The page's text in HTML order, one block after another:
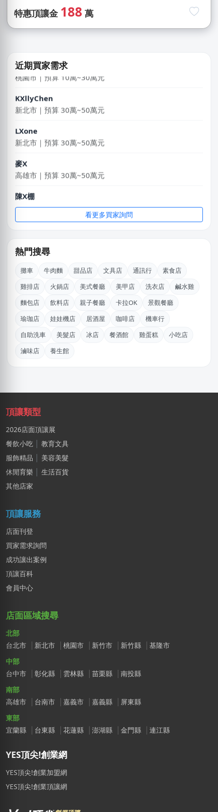
特惠頂讓金 188 萬
近期買家需求
桃園市｜預算 10萬~30萬元
新北市｜預算 30萬~50萬元
新北市｜預算 30萬~50萬元
高雄市｜預算 30萬~50萬元
台中市｜預算 10萬元以下
李X生
莊X岑
許X昌
邱X恩
KXllyChen
新北市｜預算 30萬~50萬元
麥X
高雄市｜預算 30萬~50萬元
陳X棚
台中市｜預算 10萬元以下
新北市｜預算 10萬元以下
看更多買家詢問
熱門搜尋
攤車 牛肉麵 甜品店 文具店 通訊行
素食店
雞排店
火鍋店 美式餐廳 美甲店 洗衣店
鹹水雞
麵包店
飲料店 親子餐廳 卡拉OK
景觀餐廳
瑜珈店
娃娃機店 居酒屋 咖啡店
機車行
自助洗車
美髮店 冰店 餐酒館 雞蛋糕
小吃店
滷味店
養生館
頂讓類型
2026店面頂讓展
餐飲小吃
教育文具
服飾精品
美容美髮
休閒育樂
生活百貨
其他店家
頂讓服務
店面刊登
買家需求詢問
成功讓出案例
頂讓百科
會員中心
店面區域搜尋
北部
台北市
新北市 桃園市 新竹市 新竹縣
基隆市
中部
台中市
彰化縣 雲林縣 苗栗縣
南投縣
南部
高雄市
台南市 嘉義市 嘉義縣
屏東縣
東部
宜蘭縣
台東縣 花蓮縣 澎湖縣 金門縣 連江縣
YES頂尖!創業網
YES頂尖!創業加盟網
YES頂尖!創業頂讓網